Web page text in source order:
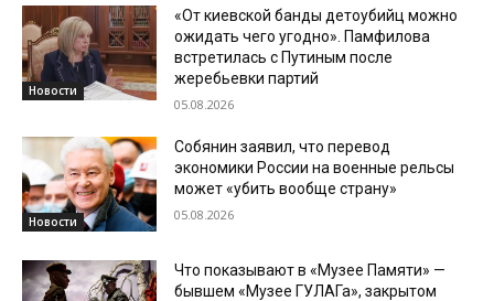
Новости
«От киевской банды детоубийц можно
ожидать чего угодно». Памфилова
встретилась с Путиным после
жеребьевки партий
05.08.2026
Новости
Собянин заявил, что перевод
экономики России на военные рельсы
может «убить вообще страну»
05.08.2026
Что показывают в «Музее Памяти» —
бывшем «Музее ГУЛАГа», закрытом